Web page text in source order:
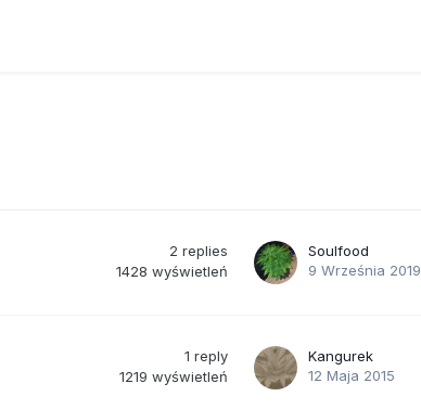
2 replies
1428 wyświetleń
Soulfood
9 Września 2019
1 reply
1219 wyświetleń
Kangurek
12 Maja 2015